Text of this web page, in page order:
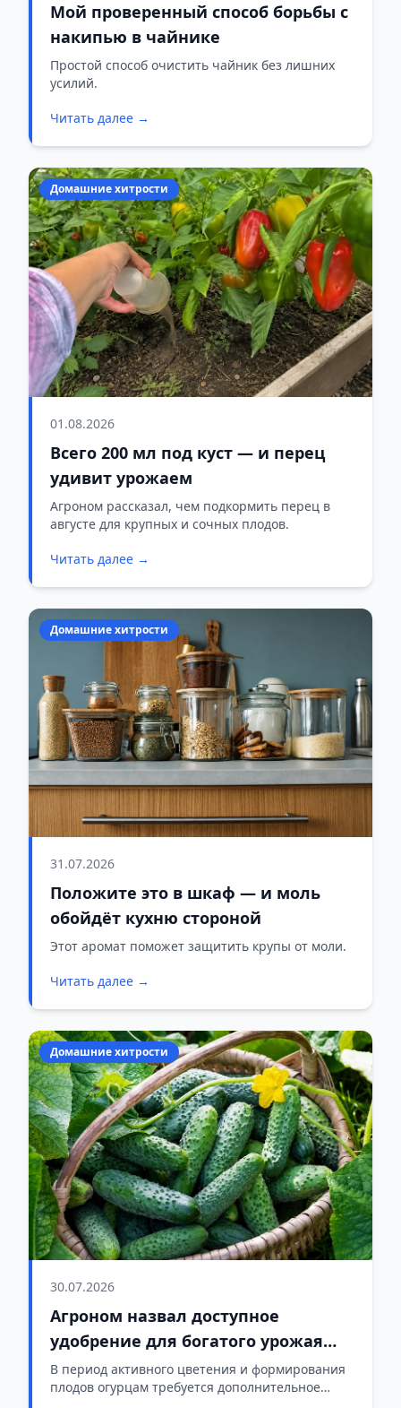
Мой проверенный способ борьбы с
накипью в чайнике
Простой способ очистить чайник без лишних
усилий.
Читать далее →
Домашние хитрости
01.08.2026
Всего 200 мл под куст — и перец
удивит урожаем
Агроном рассказал, чем подкормить перец в
августе для крупных и сочных плодов.
Читать далее →
Домашние хитрости
31.07.2026
Положите это в шкаф — и моль
обойдёт кухню стороной
Этот аромат поможет защитить крупы от моли.
Читать далее →
Домашние хитрости
30.07.2026
Агроном назвал доступное
удобрение для богатого урожая
огурцов
В период активного цветения и формирования
плодов огурцам требуется дополнительное